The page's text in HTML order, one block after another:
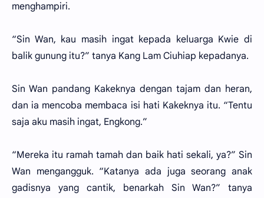
menghampiri.
“Sin Wan, kau masih ingat kepada keluarga Kwie di
balik gunung itu?” tanya Kang Lam Ciuhiap kepadanya.
Sin Wan pandang Kakeknya dengan tajam dan heran,
dan ia mencoba membaca isi hati Kakeknya itu. “Tentu
saja aku masih ingat, Engkong.”
“Mereka itu ramah tamah dan baik hati sekali, ya?” Sin
Wan mengangguk. “Katanya ada juga seorang anak
gadisnya yang cantik, benarkah Sin Wan?” tanya